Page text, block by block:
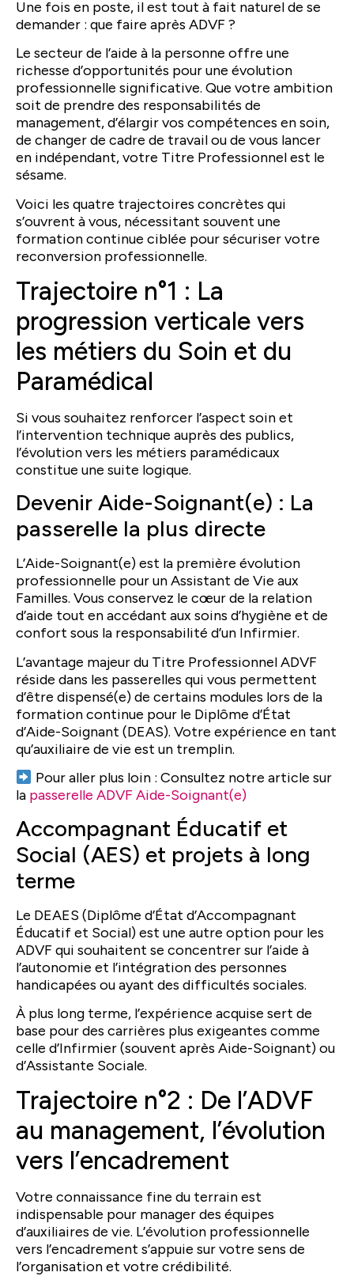
Une fois en poste, il est tout à fait naturel de se
demander : que faire après ADVF ?
Le secteur de l’aide à la personne offre une
richesse d’opportunités pour une évolution
professionnelle significative. Que votre ambition
soit de prendre des responsabilités de
management, d’élargir vos compétences en soin,
de changer de cadre de travail ou de vous lancer
en indépendant, votre Titre Professionnel est le
sésame.
Voici les quatre trajectoires concrètes qui
s’ouvrent à vous, nécessitant souvent une
formation continue ciblée pour sécuriser votre
reconversion professionnelle.
Trajectoire n°1 : La
progression verticale vers
les métiers du Soin et du
Paramédical
Si vous souhaitez renforcer l’aspect soin et
l’intervention technique auprès des publics,
l’évolution vers les métiers paramédicaux
constitue une suite logique.
Devenir Aide-Soignant(e) : La
passerelle la plus directe
L’Aide-Soignant(e) est la première évolution
professionnelle pour un Assistant de Vie aux
Familles. Vous conservez le cœur de la relation
d’aide tout en accédant aux soins d’hygiène et de
confort sous la responsabilité d’un Infirmier.
L’avantage majeur du Titre Professionnel ADVF
réside dans les passerelles qui vous permettent
d’être dispensé(e) de certains modules lors de la
formation continue pour le Diplôme d’État
d’Aide-Soignant (DEAS). Votre expérience en tant
qu’auxiliaire de vie est un tremplin.
Pour aller plus loin : Consultez notre article sur
la passerelle ADVF Aide-Soignant(e)
Accompagnant Éducatif et
Social (AES) et projets à long
terme
Le DEAES (Diplôme d’État d’Accompagnant
Éducatif et Social) est une autre option pour les
ADVF qui souhaitent se concentrer sur l’aide à
l’autonomie et l’intégration des personnes
handicapées ou ayant des difficultés sociales.
À plus long terme, l’expérience acquise sert de
base pour des carrières plus exigeantes comme
celle d’Infirmier (souvent après Aide-Soignant) ou
d’Assistante Sociale.
Trajectoire n°2 : De l’ADVF
au management, l’évolution
vers l’encadrement
Votre connaissance fine du terrain est
indispensable pour manager des équipes
d’auxiliaires de vie. L’évolution professionnelle
vers l’encadrement s’appuie sur votre sens de
l’organisation et votre crédibilité.